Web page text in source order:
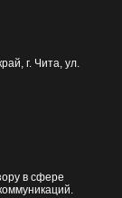
г. Чита ул.
в сфере